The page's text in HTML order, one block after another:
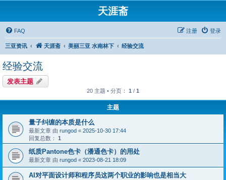
天涯斋
FAQ 登录
注册
三亚资讯 天涯斋 美丽三亚 水南林下 经验交流
经验交流
发表主题
20 主题 • 分页： 1 / 1
主题
量子纠缠的本质是什么
最新文章 由 rungod « 2025-10-30 17:44
回复总数： 1
纸质Pantone色卡（潘通色卡）的用处
最新文章 由 rungod « 2023-08-21 18:09
AI对平面设计师和程序员这两个职业的影响也是相当大